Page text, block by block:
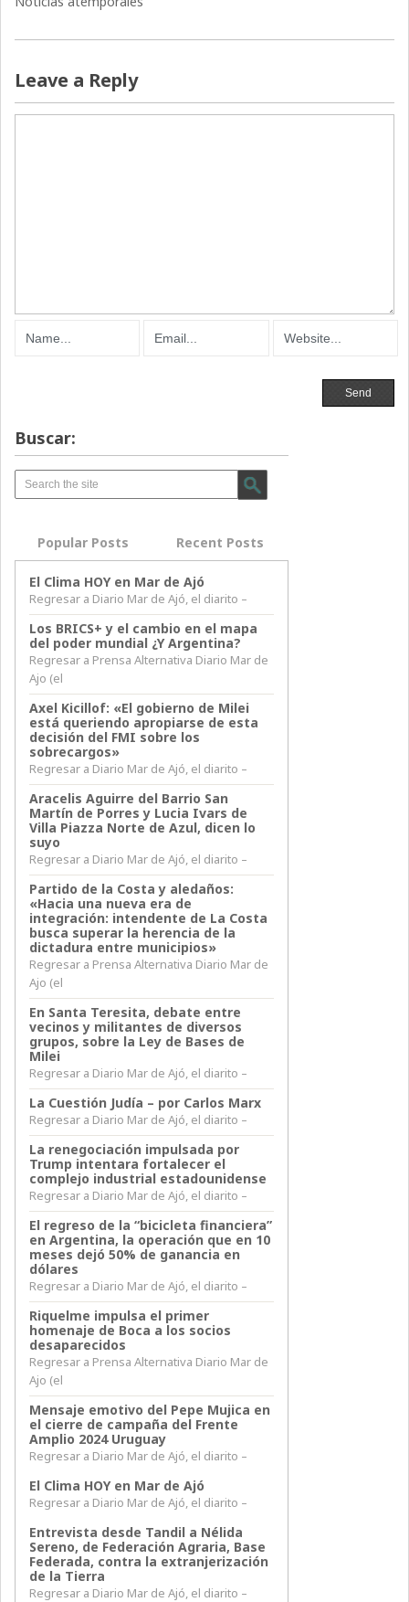
Leave a Reply
Buscar:
Popular Posts Recent Posts
El Clima HOY en Mar de Ajó
Regresar a Diario Mar de Ajó, el diarito –
Los BRICS+ y el cambio en el mapa
del poder mundial ¿Y Argentina?
Regresar a Prensa Alternativa Diario Mar de
Ajo (el
Axel Kicillof: «El gobierno de Milei
está queriendo apropiarse de esta
decisión del FMI sobre los
sobrecargos»
Regresar a Diario Mar de Ajó, el diarito –
Aracelis Aguirre del Barrio San
Martín de Porres y Lucia Ivars de
Villa Piazza Norte de Azul, dicen lo
suyo
Regresar a Diario Mar de Ajó, el diarito –
Partido de la Costa y aledaños:
«Hacia una nueva era de
integración: intendente de La Costa
busca superar la herencia de la
dictadura entre municipios»
Regresar a Prensa Alternativa Diario Mar de
Ajo (el
En Santa Teresita, debate entre
vecinos y militantes de diversos
grupos, sobre la Ley de Bases de
Milei
Regresar a Diario Mar de Ajó, el diarito –
La Cuestión Judía – por Carlos Marx
Regresar a Diario Mar de Ajó, el diarito –
La renegociación impulsada por
Trump intentara fortalecer el
complejo industrial estadounidense
Regresar a Diario Mar de Ajó, el diarito –
El regreso de la “bicicleta financiera”
en Argentina, la operación que en 10
meses dejó 50% de ganancia en
dólares
Regresar a Diario Mar de Ajó, el diarito –
Riquelme impulsa el primer
homenaje de Boca a los socios
desaparecidos
Regresar a Prensa Alternativa Diario Mar de
Ajo (el
Mensaje emotivo del Pepe Mujica en
el cierre de campaña del Frente
Amplio 2024 Uruguay
Regresar a Diario Mar de Ajó, el diarito –
El Clima HOY en Mar de Ajó
Regresar a Diario Mar de Ajó, el diarito –
Entrevista desde Tandil a Nélida
Sereno, de Federación Agraria, Base
Federada, contra la extranjerización
de la Tierra
Regresar a Diario Mar de Ajó, el diarito –